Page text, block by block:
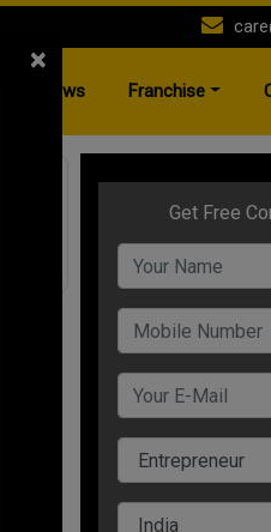
News Franchise
×